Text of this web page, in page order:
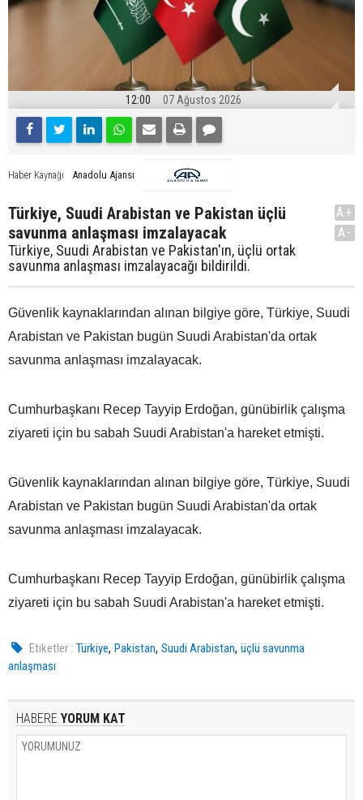
12:00 07 Ağustos 2026
Haber Kaynağı Anadolu Ajansı
Türkiye, Suudi Arabistan ve Pakistan üçlü
savunma anlaşması imzalayacak
Türkiye, Suudi Arabistan ve Pakistan'ın, üçlü ortak
savunma anlaşması imzalayacağı bildirildi.
A+
A-
Güvenlik kaynaklarından alınan bilgiye göre, Türkiye, Suudi
Arabistan ve Pakistan bugün Suudi Arabistan'da ortak
savunma anlaşması imzalayacak.
Cumhurbaşkanı Recep Tayyip Erdoğan, günübirlik çalışma
ziyareti için bu sabah Suudi Arabistan'a hareket etmişti.
Güvenlik kaynaklarından alınan bilgiye göre, Türkiye, Suudi
Arabistan ve Pakistan bugün Suudi Arabistan'da ortak
savunma anlaşması imzalayacak.
Cumhurbaşkanı Recep Tayyip Erdoğan, günübirlik çalışma
ziyareti için bu sabah Suudi Arabistan'a hareket etmişti.
Etiketler : Türkiye,Pakistan,Suudi Arabistan,üçlü savunma
anlaşması
HABERE YORUM KAT